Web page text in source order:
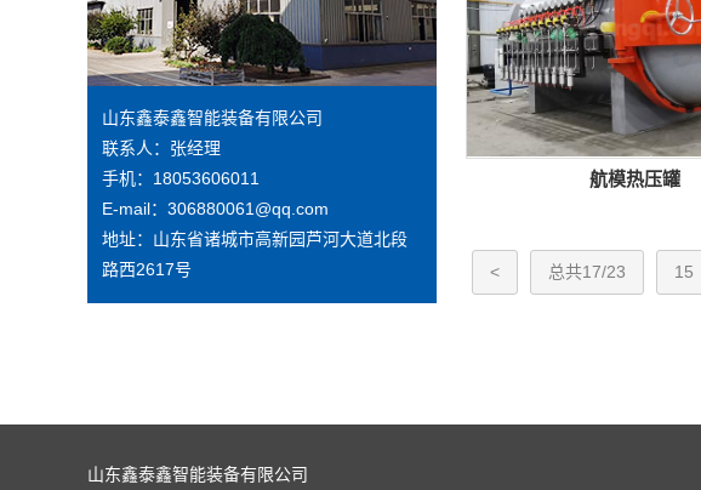
山东鑫泰鑫智能装备有限公司
联系人：张经理
手机：18053606011
E-mail：306880061@qq.com
地址：山东省诸城市高新园芦河大道北段
路西2617号
航模热压罐
< 总共17/23 15
山东鑫泰鑫智能装备有限公司